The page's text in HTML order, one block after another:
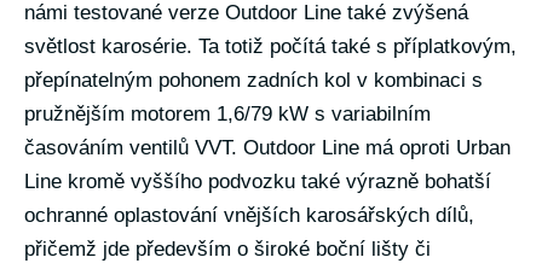
námi testované verze Outdoor Line také zvýšená
světlost karosérie. Ta totiž počítá také s příplatkovým,
přepínatelným pohonem zadních kol v kombinaci s
pružnějším motorem 1,6/79 kW s variabilním
časováním ventilů VVT. Outdoor Line má oproti Urban
Line kromě vyššího podvozku také výrazně bohatší
ochranné oplastování vnějších karosářských dílů,
přičemž jde především o široké boční lišty či